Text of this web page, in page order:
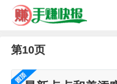
第10页